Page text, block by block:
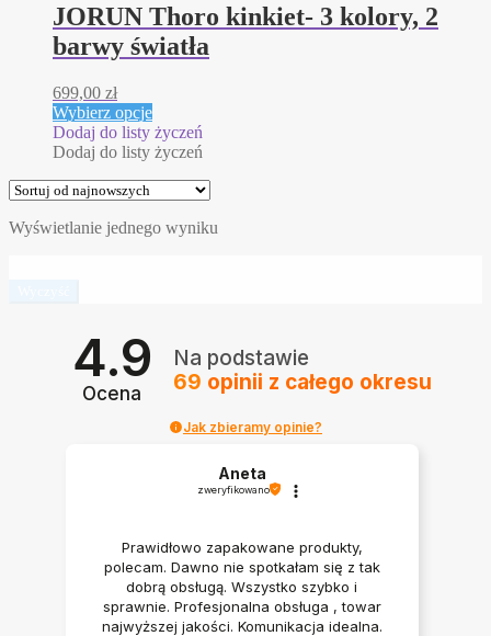
JORUN Thoro kinkiet- 3 kolory, 2
barwy światła
699,00 zł
Wybierz opcjeTen
produkt
ma
wariantów.
można
Dodaj do listy życzeń
Dodaj do listy życzeń
Wyświetlanie jednego wyniku
4.9
Ocena
Na podstawie
69 opinii z całego okresu
Jak zbieramy opinie?
Aneta
zweryfikowano
Prawidłowo zapakowane produkty,
polecam. Dawno nie spotkałam się z tak
dobrą obsługą. Wszystko szybko i
sprawnie. Profesjonalna obsługa , towar
najwyższej jakości. Komunikacja idealna.